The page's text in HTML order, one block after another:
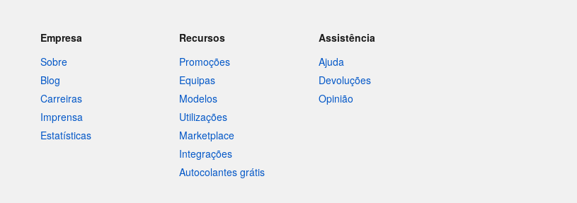
Empresa
Sobre
Blog
Carreiras
Imprensa
Estatísticas
Recursos
Promoções
Equipas
Modelos
Utilizações
Marketplace
Integrações
Autocolantes grátis
Assistência
Ajuda
Devoluções
Opinião